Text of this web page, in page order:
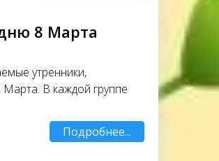
8 Марта
утренники,
В каждой группе
Подробнее...